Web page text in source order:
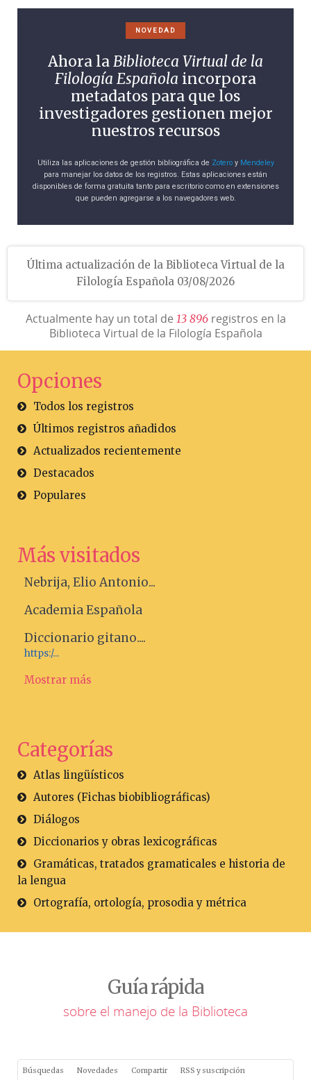
NOVEDAD
Ahora laBiblioteca Virtual de la
Filología Española incorpora
metadatos para que los
investigadores gestionen mejor
nuestros recursos
Utiliza las aplicaciones de gestión bibliográfica de Zoteroy Mendeley
para manejar los datos de los registros. Estas aplicaciones están
disponibles de forma gratuita tanto para escritorio como en extensiones
que pueden agregarse a los navegadores web.
Última actualización de la Biblioteca Virtual de la
Filología Española 03/08/2026
Actualmente hay un total de 13 896registros en la
Biblioteca Virtual de la Filología Española
Opciones
Todos los registros
Últimos registros añadidos
Actualizados recientemente
Destacados
Populares
Más visitados
Nebrija, Elio Antonio...
Academia Española
Diccionario gitano....
https:/...
Mostrar más
Categorías
Atlas lingüísticos
Autores (Fichas biobibliográficas)
Diálogos
Diccionarios y obras lexicográficas
Gramáticas, tratados gramaticales e historia de
la lengua
Ortografía, ortología, prosodia y métrica
Guía rápida
sobre el manejo de la Biblioteca
Búsquedas Novedades Compartir RSS y suscripción